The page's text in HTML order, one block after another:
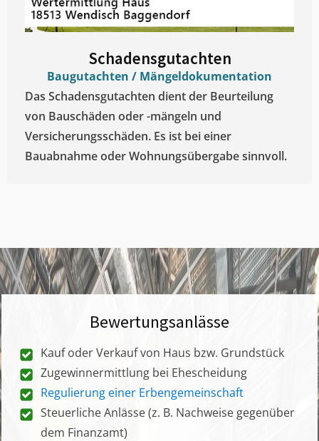
Schadensgutachten
Baugutachten / Mängeldokumentation
Das Schadensgutachten dient der Beurteilung
von Bauschäden oder -mängeln und
Versicherungsschäden. Es ist bei einer
Bauabnahme oder Wohnungsübergabe sinnvoll.
Bewertungsanlässe
Kauf oder Verkauf von Haus bzw. Grundstück
Zugewinnermittlung bei Ehescheidung
Regulierung einer Erbengemeinschaft
Steuerliche Anlässe (z. B. Nachweise gegenüber
dem Finanzamt)